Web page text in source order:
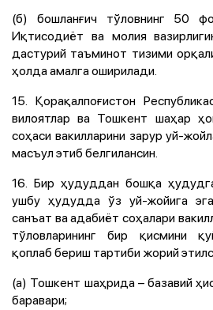
(б) бошланғич тўловнинг 50
Иқтисодиёт ва молия
дастурий таъминот тизими
ҳолда амалга оширилади.
15. Қорақалпоғистон
вилоятлар ва Тошкент шаҳар
соҳаси вакилларини зарур уй-
масъул этиб белгилансин.
16. Бир ҳудуддан бошқа
ушбу ҳудудда ўз уй-жойига
санъат ва адабиёт соҳалари
тўловларининг бир қисмини
қоплаб бериш тартиби жорий
(а) Тошкент шаҳрида – базавий
баравари;